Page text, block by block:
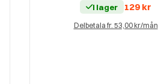
I lager 129 kr
Delbetala fr. 53,00 kr/mån